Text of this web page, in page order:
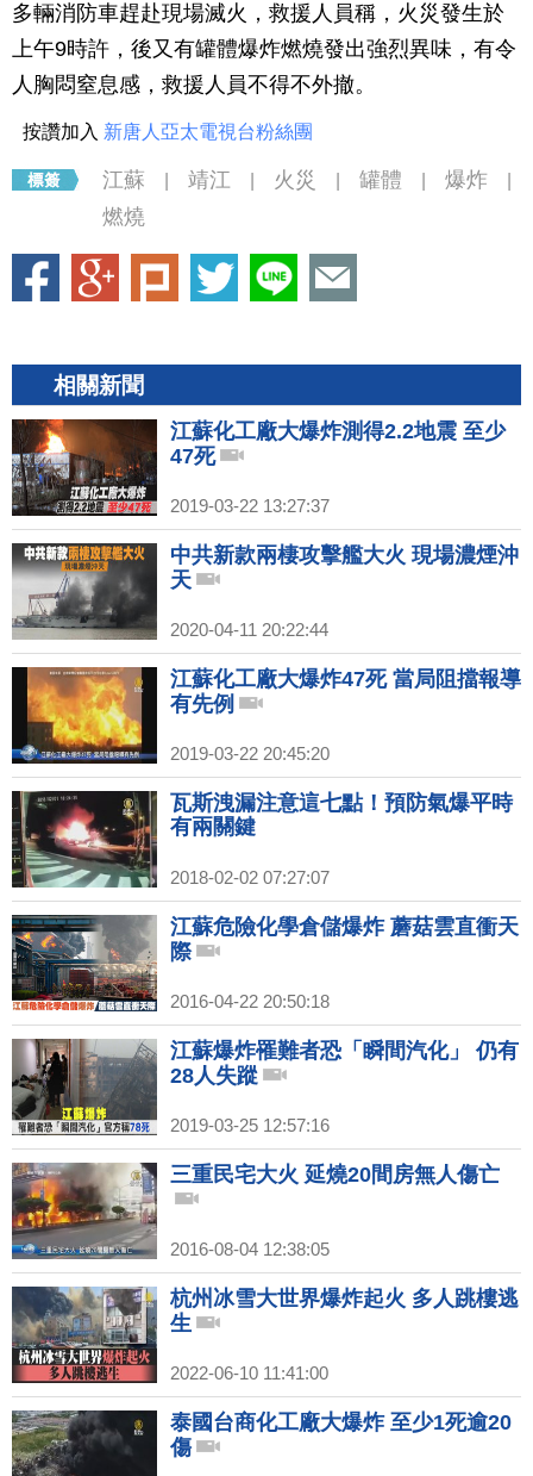
多輛消防車趕赴現場滅火，救援人員稱，火災發生於
上午9時許，後又有罐體爆炸燃燒發出強烈異味，有令
人胸悶窒息感，救援人員不得不外撤。
按讚加入 新唐人亞太電視台粉絲團
江蘇 靖江 火災 罐體 爆炸
燃燒
相關新聞
江蘇化工廠大爆炸測得2.2地震 至少
47死
2019-03-22 13:27:37
中共新款兩棲攻擊艦大火 現場濃煙沖
天
2020-04-11 20:22:44
江蘇化工廠大爆炸47死 當局阻擋報導
有先例
2019-03-22 20:45:20
瓦斯洩漏注意這七點！預防氣爆平時
有兩關鍵
2018-02-02 07:27:07
江蘇危險化學倉儲爆炸 蘑菇雲直衝天
際
2016-04-22 20:50:18
江蘇爆炸罹難者恐「瞬間汽化」 仍有
28人失蹤
2019-03-25 12:57:16
三重民宅大火 延燒20間房無人傷亡
2016-08-04 12:38:05
杭州冰雪大世界爆炸起火 多人跳樓逃
生
2022-06-10 11:41:00
泰國台商化工廠大爆炸 至少1死逾20
傷